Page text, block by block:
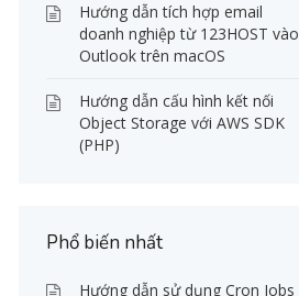
Hướng dẫn tích hợp email
doanh nghiệp từ 123HOST vào
Outlook trên macOS
Hướng dẫn cấu hình kết nối
Object Storage với AWS SDK
(PHP)
Phổ biến nhất
Hướng dẫn sử dụng Cron Jobs